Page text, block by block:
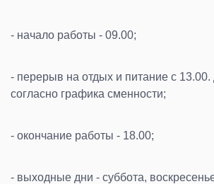
- начало работы - 09.00;
- перерыв на отдых и питание с 13.00.
согласно графика сменности;
- окончание работы - 18.00;
- выходные дни - суббота,